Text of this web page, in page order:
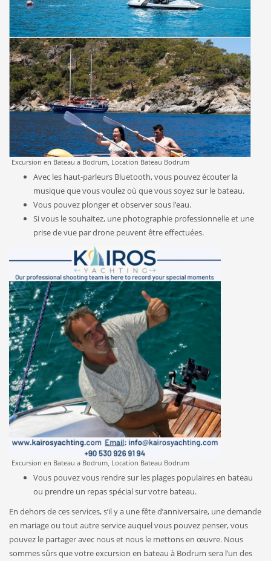
Excursion en Bateau a Bodrum, Location Bateau Bodrum
Avec les haut-parleurs Bluetooth, vous pouvez écouter la
musique que vous voulez où que vous soyez sur le bateau.
Vous pouvez plonger et observer sous l’eau.
Si vous le souhaitez, une photographie professionnelle et une
prise de vue par drone peuvent être effectuées.
Excursion en Bateau a Bodrum, Location Bateau Bodrum
Vous pouvez vous rendre sur les plages populaires en bateau
ou prendre un repas spécial sur votre bateau.
En dehors de ces services, s’il y a une fête d’anniversaire, une demande
en mariage ou tout autre service auquel vous pouvez penser, vous
pouvez le partager avec nous et nous le mettons en œuvre. Nous
sommes sûrs que votre excursion en bateau à Bodrum sera l’un des